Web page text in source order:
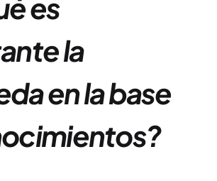
es
la
en la base